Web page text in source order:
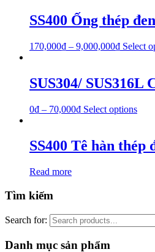
SS400 Ống thép đen
170,000₫ – 9,000,000₫ Select
SUS304/ SUS316L
0₫ – 70,000₫ Select options
SS400 Tê hàn thép
Read more
Tìm kiếm
Search for:
Danh mục sản phẩm